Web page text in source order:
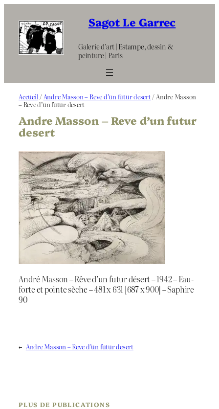
contenu
Sagot Le Garrec
Galerie d’art | Estampe, dessin &
peinture | Paris
Accueil / Andre Masson – Reve d’un futur desert / Andre Masson
– Reve d’un futur desert
Andre Masson – Reve d’un futur
desert
André Masson – Rêve d’un futur désert – 1942 – Eau-
forte et pointe sèche – 481 x 631 [687 x 900] – Saphire
90
← Andre Masson – Reve d’un futur desert
PLUS DE PUBLICATIONS